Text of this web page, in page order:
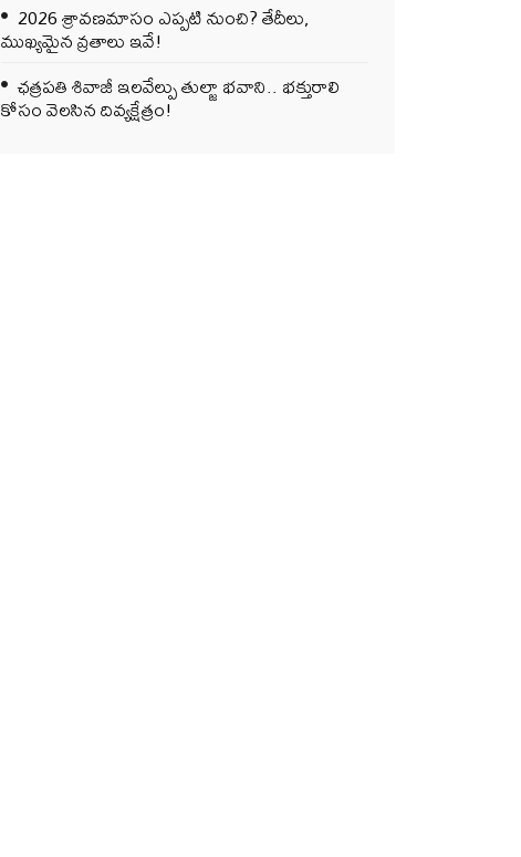
2026 శ్రావణమాసం ఎప్పటి నుంచి? తేదీలు,
ముఖ్యమైన వ్రతాలు ఇవే!
ఛత్రపతి శివాజీ ఇలవేల్పు తుల్జా భవాని.. భక్తురాలి
కోసం వెలసిన దివ్యక్షేత్రం!